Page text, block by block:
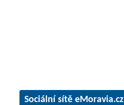
Sociální sítě eMoravia.cz